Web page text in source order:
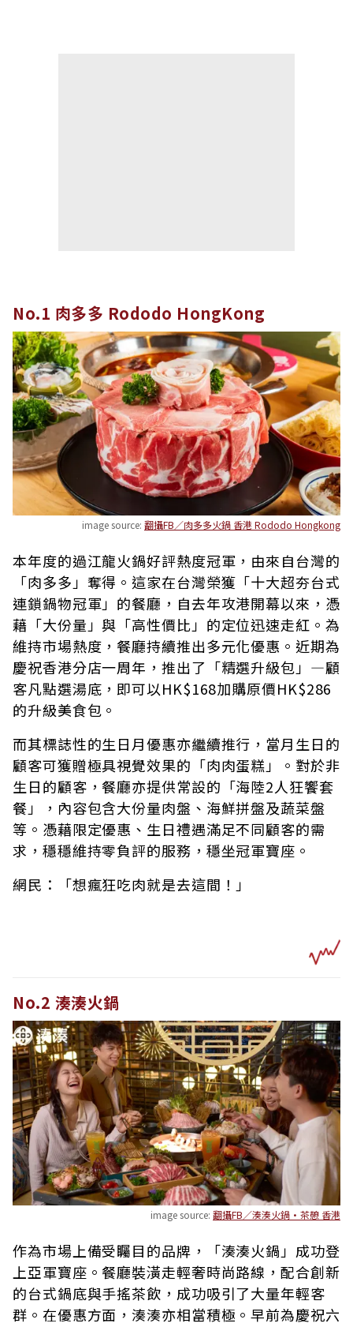
No.1 肉多多 Rododo HongKong
image source: 翻攝FB／肉多多火鍋 香港 Rododo Hongkong
本年度的過江龍火鍋好評熱度冠軍，由來自台灣的
「肉多多」奪得。這家在台灣榮獲「十大超夯台式
連鎖鍋物冠軍」的餐廳，自去年攻港開幕以來，憑
藉「大份量」與「高性價比」的定位迅速走紅。為
維持市場熱度，餐廳持續推出多元化優惠。近期為
慶祝香港分店一周年，推出了「精選升級包」—顧
客凡點選湯底，即可以HK$168加購原價HK$286
的升級美食包。
而其標誌性的生日月優惠亦繼續推行，當月生日的
顧客可獲贈極具視覺效果的「肉肉蛋糕」。對於非
生日的顧客，餐廳亦提供常設的「海陸2人狂饗套
餐」，內容包含大份量肉盤、海鮮拼盤及蔬菜盤
等。憑藉限定優惠、生日禮遇滿足不同顧客的需
求，穩穩維持零負評的服務，穩坐冠軍寶座。
網民：「想瘋狂吃肉就是去這間！」
No.2 湊湊火鍋
image source: 翻攝FB／湊湊火鍋·茶憩 香港
作為市場上備受矚目的品牌，「湊湊火鍋」成功登
上亞軍寶座。餐廳裝潢走輕奢時尚路線，配合創新
的台式鍋底與手搖茶飲，成功吸引了大量年輕客
群。在優惠方面，湊湊亦相當積極。早前為慶祝六